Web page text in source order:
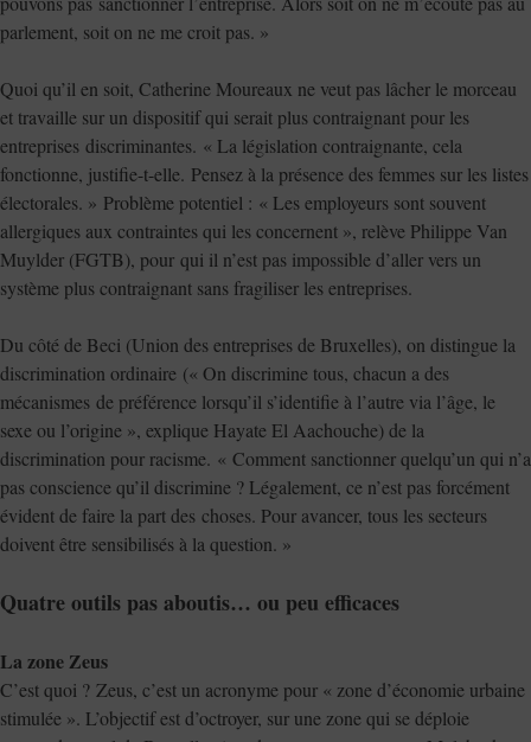
parlement, soit on ne me croit pas. »
Quoi qu’il en soit, Catherine Moureaux ne veut pas lâcher le morceau
et travaille sur un dispositif qui serait plus contraignant pour les
entreprises discriminantes. « La législation contraignante, cela
fonctionne, justifie-t-elle. Pensez à la présence des femmes sur les listes
électorales. » Problème potentiel : « Les employeurs sont souvent
allergiques aux contraintes qui les concernent », relève Philippe Van
Muylder (FGTB), pour qui il n’est pas impossible d’aller vers un
système plus contraignant sans fragiliser les entreprises.
Du côté de Beci (Union des entreprises de Bruxelles), on distingue la
discrimination ordinaire (« On discrimine tous, chacun a des
mécanismes de préférence lorsqu’il s’identifie à l’autre via l’âge, le
sexe ou l’origine », explique Hayate El Aachouche) de la
discrimination pour racisme. « Comment sanctionner quelqu’un qui n’a
pas conscience qu’il discrimine ? Légalement, ce n’est pas forcément
évident de faire la part des choses. Pour avancer, tous les secteurs
doivent être sensibilisés à la question. »
Quatre outils pas aboutis… ou peu efficaces
La zone Zeus
C’est quoi ? Zeus, c’est un acronyme pour « zone d’économie urbaine
stimulée ». L’objectif est d’octroyer, sur une zone qui se déploie